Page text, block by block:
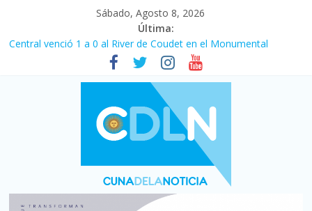
Sábado, Agosto 8, 2026
Última:
Central venció 1 a 0 al River de Coudet en el Monumental
La morosidad alcanzó su nivel más alto en dos décadas y ya
afecta a 400 mil deudores en Santa Fe
Desde que asumió Milei cerraron 41.000 kioscos: el sector
denuncia crisis como en 2001
Vacaciones de invierno con más movimiento y consumo
turístico: 4,6 millones de personas viajaron por el país, un 5,9%
Fuerte caída de la venta de autos usados en julio: bajó un 12,6%